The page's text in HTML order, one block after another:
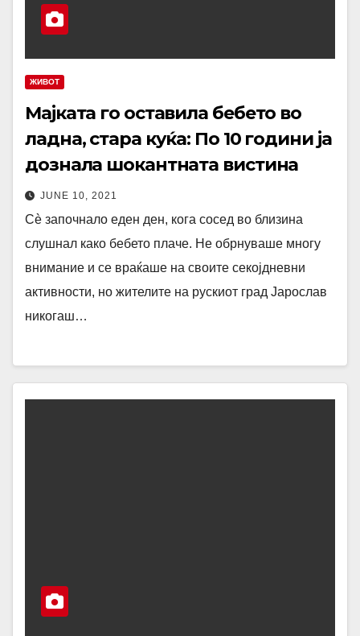
ЖИВОТ
Мајката го oстaвила бебето во
ладна, стара куќа: По 10 години ја
дознала шокантната вистина
JUNE 10, 2021
Сè започнало еден ден, кога сосед во близина
слушнал како бебето плаче. Не обрнуваше многу
внимание и се враќаше на своите секојдневни
активности, но жителите на рускиот град Јарослав
никогаш…